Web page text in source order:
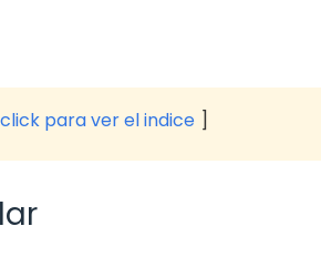
click para ver el indice